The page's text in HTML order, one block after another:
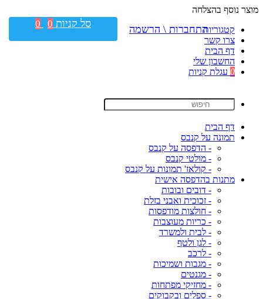
מוצר נוסף בהצלחה
קטגוריות
צרו קשר
דף הבית
החשבון שלי
0 עגלת קניות
דף הבית
תמונה על קנבס
- הדפסה על קנבס
- מולטי קנבס
- קולאז' תמונות על קנבס
מתנות בהדפסה אישית
- דובים ובובות
- זכוכית ואבני בזלת
- חולצות מודפסות
- כריות מעוצבות
- לבית ולמשרד
- לגן ולטף
- לרכב
- מגבות ושמיכות
- מגנטים
- מחזיקי מפתחות
- ספלים ובקבוקים
התחברות \ הרשמה סל קניות 0
0